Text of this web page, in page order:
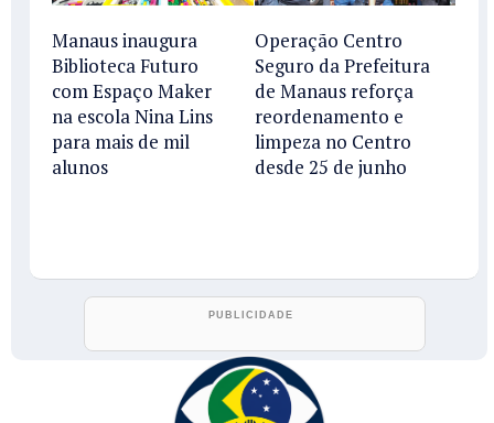
Manaus inaugura
Biblioteca Futuro
com Espaço Maker
na escola Nina Lins
para mais de mil
alunos
Operação Centro
Seguro da Prefeitura
de Manaus reforça
reordenamento e
limpeza no Centro
desde 25 de junho